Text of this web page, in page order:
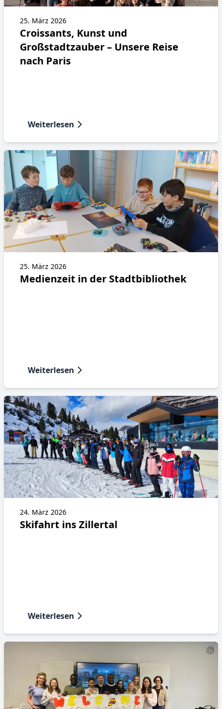
25. März 2026
Croissants, Kunst und
Großstadtzauber – Unsere Reise
nach Paris
Weiterlesen
25. März 2026
Medienzeit in der Stadtbibliothek
Weiterlesen
24. März 2026
Skifahrt ins Zillertal
Weiterlesen